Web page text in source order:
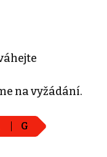
na vyžádání.
G